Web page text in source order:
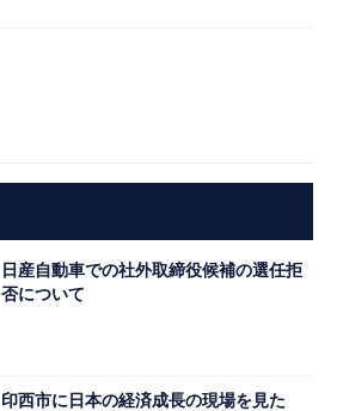
日産自動車での社外取締役候補の選任拒
否について
印西市に日本の経済成長の現場を見た